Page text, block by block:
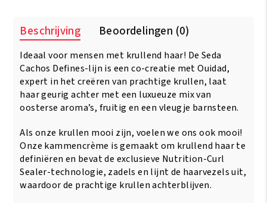
Beschrijving Beoordelingen (0)
Ideaal voor mensen met krullend haar! De Seda
Cachos Defines-lijn is een co-creatie met Ouidad,
expert in het creëren van prachtige krullen, laat
haar geurig achter met een luxueuze mix van
oosterse aroma’s, fruitig en een vleugje barnsteen.
Als onze krullen mooi zijn, voelen we ons ook mooi!
Onze kammencrème is gemaakt om krullend haar te
definiëren en bevat de exclusieve Nutrition-Curl
Sealer-technologie, zadels en lijnt de haarvezels uit,
waardoor de prachtige krullen achterblijven.